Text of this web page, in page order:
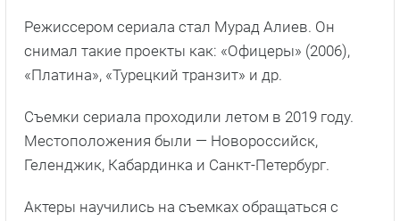
Режиссером сериала стал Мурад Алиев. Он
снимал такие проекты как: «Офицеры» (2006),
«Платина», «Турецкий транзит» и др.
Съемки сериала проходили летом в 2019 году.
Местоположения были — Новороссийск,
Геленджик, Кабардинка и Санкт-Петербург.
Актеры научились на съемках обращаться с